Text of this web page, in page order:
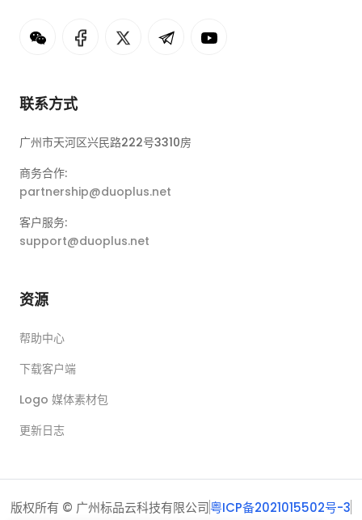
联系方式
广州市天河区兴民路222号3310房
商务合作:
partnership@duoplus.net
客户服务:
support@duoplus.net
资源
帮助中心
下载客户端
Logo 媒体素材包
更新日志
版权所有 © 广州标品云科技有限公司粤ICP备2021015502号-3